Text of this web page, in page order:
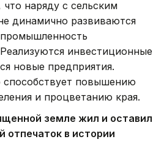
наряду с сельским
динамично развиваются
инвестиционные
новые предприятия.
способствует повышению
и процветанию края.
земле жил и оставил
отпечаток в истории